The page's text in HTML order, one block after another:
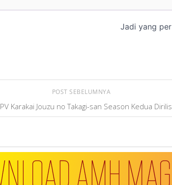
POST SEBELUMNYA
PV Karakai Jouzu no Takagi-san Season Kedua Dirilis